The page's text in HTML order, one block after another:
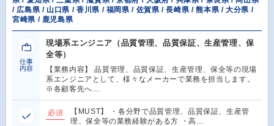
/ 広島県 / 山口県 / 香川県 / 福岡県 / 佐賀県 / 長崎県 / 熊本県 / 大分県 /
宮崎県 / 鹿児島県
仕事
内容
現場系エンジニア（品質管理、品質保証、生産管理、保
全等）
【業務内容】 品質管理、品質保証、生産管理、保全等の現場
系エンジニアとして、様々なメーカーで業務を担当します。
※各顧客先へ…
必須
【MUST】 ・各分野で品質管理、品質保証、生産管
理、保全等の業務経験がある方 ・高…